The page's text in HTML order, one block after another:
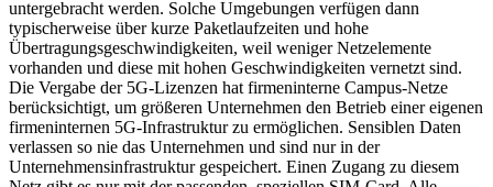
untergebracht werden. Solche Umgebungen verfügen dann
typischerweise über kurze Paketlaufzeiten und hohe
Übertragungsgeschwindigkeiten, weil weniger Netzelemente
vorhanden und diese mit hohen Geschwindigkeiten vernetzt sind.
Die Vergabe der 5G-Lizenzen hat firmeninterne Campus-Netze
berücksichtigt, um größeren Unternehmen den Betrieb einer eigenen
firmeninternen 5G-Infrastruktur zu ermöglichen. Sensiblen Daten
verlassen so nie das Unternehmen und sind nur in der
Unternehmensinfrastruktur gespeichert. Einen Zugang zu diesem